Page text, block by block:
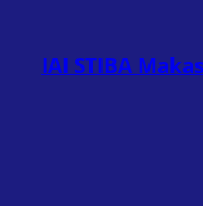
konten
IAI STIBA